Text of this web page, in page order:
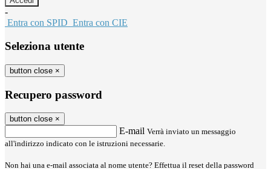
-
Entra con SPID Entra con CIE
Seleziona utente
button close ×
Recupero password
button close ×
E-mail Verrà inviato un messaggio
all'indirizzo indicato con le istruzioni necessarie.
Non hai una e-mail associata al nome utente? Effettua il reset della password